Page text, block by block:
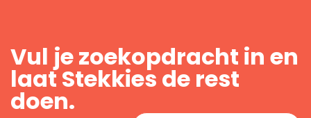
Vul je zoekopdracht in en
laat Stekkies de rest
doen.